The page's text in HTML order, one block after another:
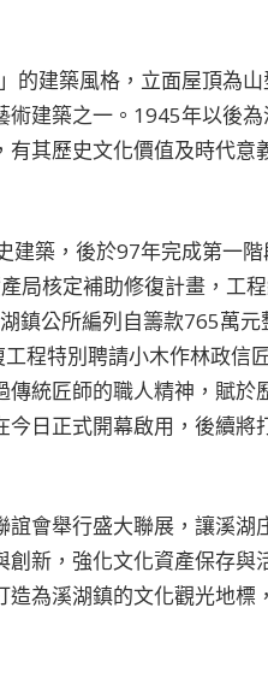
的建築風格，立面屋頂為山
術建築之一。1945年以後為
其歷史文化價值及時代意
建築，後於97年完成第一階
局核定補助修復計畫，工
鎮公所編列自籌款765萬元
程特別聘請小木作林政信
統匠師的職人精神，賦於
日正式開幕啟用，後續將
會舉行盛大聯展，讓溪湖
新，強化文化資產保存與
為溪湖鎮的文化觀光地標